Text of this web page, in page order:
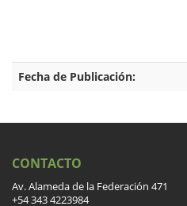
Fecha de Publicación:
CONTACTO
Av. Alameda de la Federación 471
+54 343 4223984